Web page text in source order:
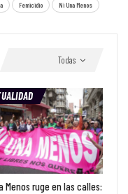
Femicidio Ni Una Menos
Todas
Menos ruge en las calles: